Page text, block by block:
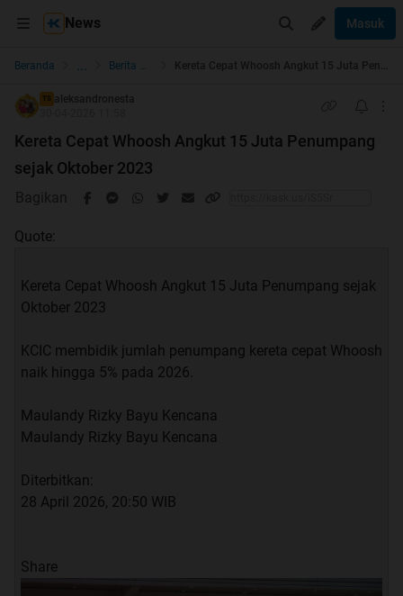
News Masuk
Beranda ... Berita dan Politik
TS aleksandronesta
Kereta Cepat Whoosh Angkut 15 Juta Penumpang
sejak Oktober 2023
Bagikan
Quote:
Kereta Cepat Whoosh Angkut 15 Juta Penumpang sejak
Oktober 2023
KCIC membidik jumlah penumpang kereta cepat Whoosh
naik hingga 5% pada 2026.
Maulandy Rizky Bayu Kencana
Maulandy Rizky Bayu Kencana
Diterbitkan:
28 April 2026, 20:50 WIB
Share